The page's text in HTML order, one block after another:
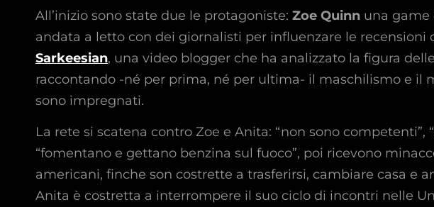
All’inizio sono state due le protagoniste: Zoe Quinn una game
andata a letto con dei giornalisti per influenzare le recensioni
Sarkeesian, una video blogger che ha analizzato la figura
raccontando -né per prima, né per ultima- il maschilismo e il
sono impregnati.
La rete si scatena contro Zoe e Anita: “non sono competenti”,
“fomentano e gettano benzina sul fuoco”, poi ricevono
americani, finche son costrette a trasferirsi, cambiare casa e
Anita è costretta a interrompere il suo ciclo di incontri nelle